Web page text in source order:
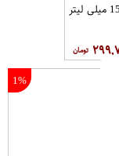
1%